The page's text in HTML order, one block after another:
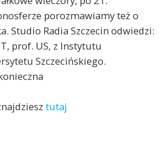
porozmawiamy też o
Studio Radia Szczecin odwiedzi:
prof. US, z Instytutu
Szczecińskiego.
tutaj